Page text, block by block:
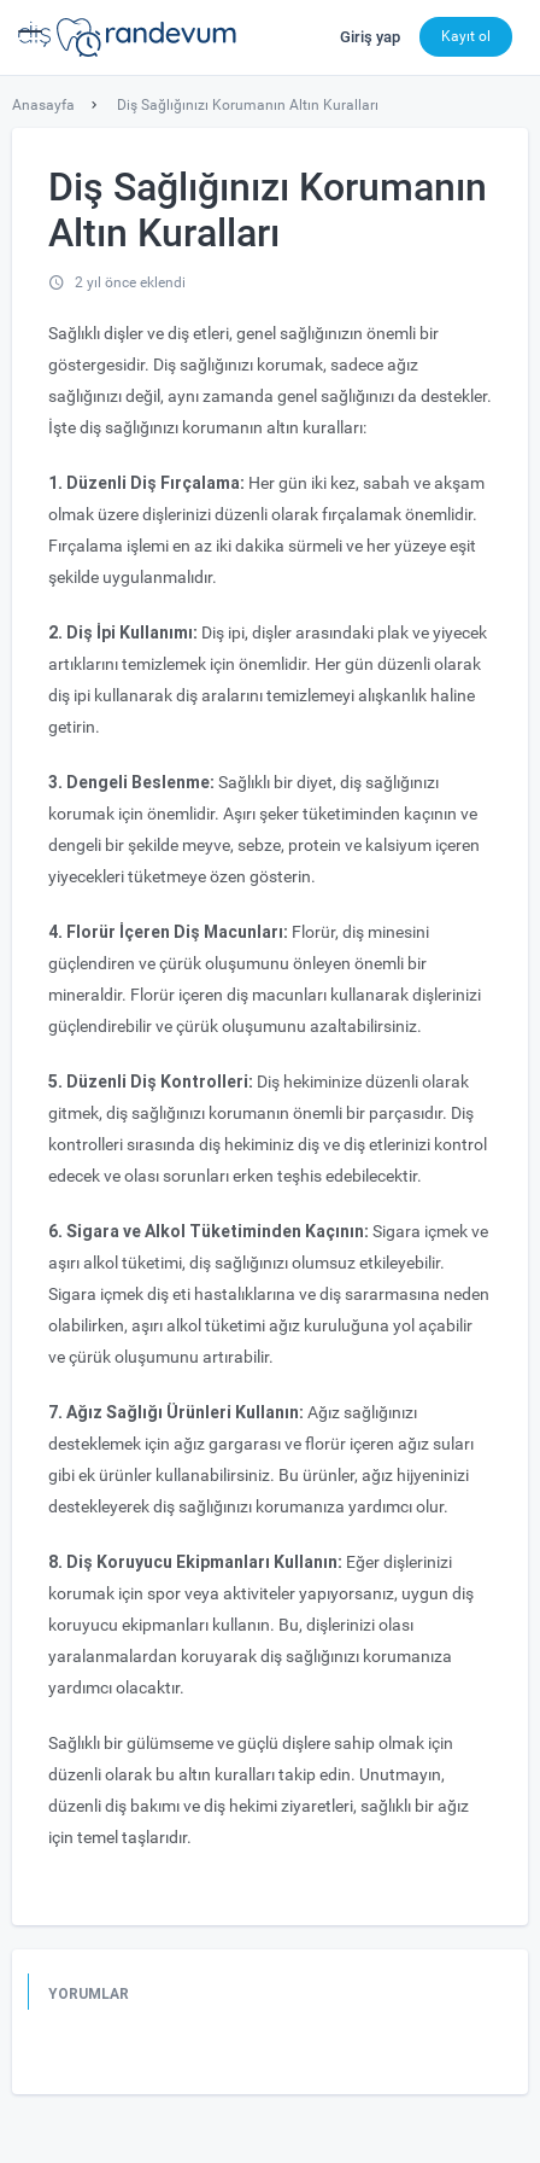
dishekimleri.net - Diş Hekimi Bul, Yorumları İncele ve
Giriş yap Kayıt ol
Anasayfa Diş Sağlığınızı Korumanın Altın Kuralları
Diş Sağlığınızı Korumanın
Altın Kuralları
2 yıl önce eklendi
Sağlıklı dişler ve diş etleri, genel sağlığınızın önemli bir
göstergesidir. Diş sağlığınızı korumak, sadece ağız
sağlığınızı değil, aynı zamanda genel sağlığınızı da destekler.
İşte diş sağlığınızı korumanın altın kuralları:
1. Düzenli Diş Fırçalama: Her gün iki kez, sabah ve akşam
olmak üzere dişlerinizi düzenli olarak fırçalamak önemlidir.
Fırçalama işlemi en az iki dakika sürmeli ve her yüzeye eşit
şekilde uygulanmalıdır.
2. Diş İpi Kullanımı: Diş ipi, dişler arasındaki plak ve yiyecek
artıklarını temizlemek için önemlidir. Her gün düzenli olarak
diş ipi kullanarak diş aralarını temizlemeyi alışkanlık haline
getirin.
3. Dengeli Beslenme: Sağlıklı bir diyet, diş sağlığınızı
korumak için önemlidir. Aşırı şeker tüketiminden kaçının ve
dengeli bir şekilde meyve, sebze, protein ve kalsiyum içeren
yiyecekleri tüketmeye özen gösterin.
4. Florür İçeren Diş Macunları: Florür, diş minesini
güçlendiren ve çürük oluşumunu önleyen önemli bir
mineraldir. Florür içeren diş macunları kullanarak dişlerinizi
güçlendirebilir ve çürük oluşumunu azaltabilirsiniz.
5. Düzenli Diş Kontrolleri: Diş hekiminize düzenli olarak
gitmek, diş sağlığınızı korumanın önemli bir parçasıdır. Diş
kontrolleri sırasında diş hekiminiz diş ve diş etlerinizi kontrol
edecek ve olası sorunları erken teşhis edebilecektir.
6. Sigara ve Alkol Tüketiminden Kaçının: Sigara içmek ve
aşırı alkol tüketimi, diş sağlığınızı olumsuz etkileyebilir.
Sigara içmek diş eti hastalıklarına ve diş sararmasına neden
olabilirken, aşırı alkol tüketimi ağız kuruluğuna yol açabilir
ve çürük oluşumunu artırabilir.
7. Ağız Sağlığı Ürünleri Kullanın: Ağız sağlığınızı
desteklemek için ağız gargarası ve florür içeren ağız suları
gibi ek ürünler kullanabilirsiniz. Bu ürünler, ağız hijyeninizi
destekleyerek diş sağlığınızı korumanıza yardımcı olur.
8. Diş Koruyucu Ekipmanları Kullanın: Eğer dişlerinizi
korumak için spor veya aktiviteler yapıyorsanız, uygun diş
koruyucu ekipmanları kullanın. Bu, dişlerinizi olası
yaralanmalardan koruyarak diş sağlığınızı korumanıza
yardımcı olacaktır.
Sağlıklı bir gülümseme ve güçlü dişlere sahip olmak için
düzenli olarak bu altın kuralları takip edin. Unutmayın,
düzenli diş bakımı ve diş hekimi ziyaretleri, sağlıklı bir ağız
için temel taşlarıdır.
YORUMLAR